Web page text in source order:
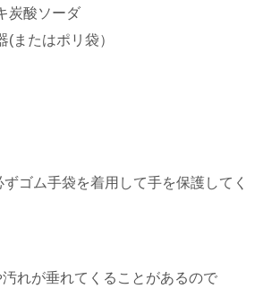
炭酸ソーダ
(またはポリ袋）
ゴム手袋を着用して手を保護してく
れが垂れてくることがあるので